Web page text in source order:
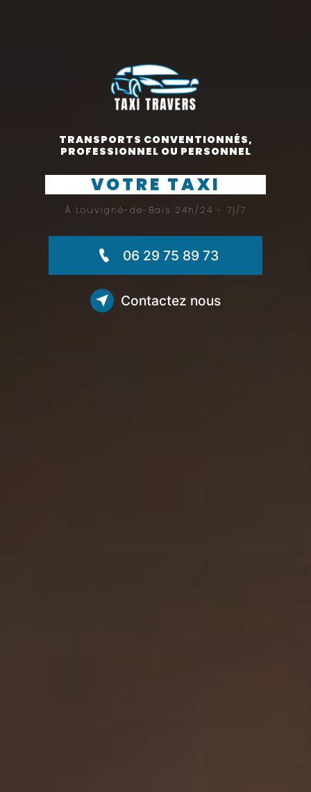
TRANSPORTS CONVENTIONNÉS,
PROFESSIONNEL OU PERSONNEL
VOTRE TAXI
À Louvigné-de-Bais 24h/24 - 7j/7
06 29 75 89 73
Contactez nous